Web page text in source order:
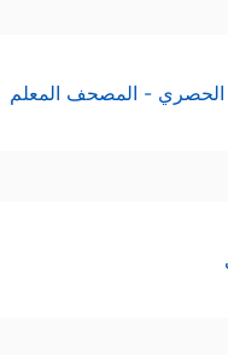
الحصري - المصحف المعلم